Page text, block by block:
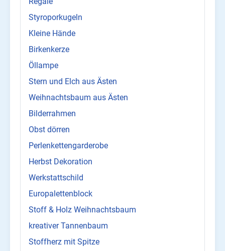
Styroporkugeln
Kleine Hände
Birkenkerze
Öllampe
Stern und Elch aus Ästen
Weihnachtsbaum aus Ästen
Bilderrahmen
Obst dörren
Perlenkettengarderobe
Herbst Dekoration
Werkstattschild
Europalettenblock
Stoff & Holz Weihnachtsbaum
kreativer Tannenbaum
Stoffherz mit Spitze